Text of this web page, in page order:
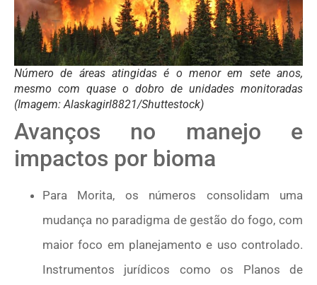
Número de áreas atingidas é o menor em sete anos,
mesmo com quase o dobro de unidades monitoradas
(Imagem: Alaskagirl8821/Shuttestock)
Avanços no manejo e
impactos por bioma
Para Morita, os números consolidam uma
mudança no paradigma de gestão do fogo, com
maior foco em planejamento e uso controlado.
Instrumentos jurídicos como os Planos de